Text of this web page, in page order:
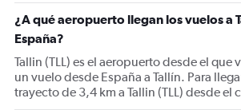
Y
axis
displaying
Number
of
flights.
¿A qué aeropuerto llegan los vuelos a
España?
Tallin (TLL) es el aeropuerto desde el que
un vuelo desde España a Tallín. Para
trayecto de 3,4 km a Tallin (TLL) desde el